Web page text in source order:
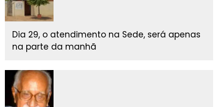
Dia 29, o atendimento na Sede, será apenas
na parte da manhã